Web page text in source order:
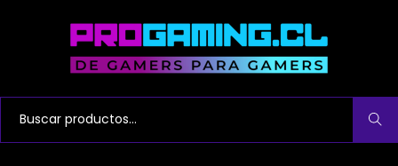
Buscar